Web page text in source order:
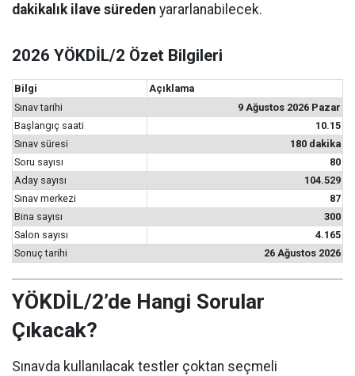
dakikalık ilave süreden yararlanabilecek.
2026 YÖKDİL/2 Özet Bilgileri
Bilgi
Açıklama
Sınav tarihi
9 Ağustos 2026 Pazar
Başlangıç saati
10.15
Sınav süresi
180 dakika
Soru sayısı
80
Aday sayısı
104.529
Sınav merkezi
87
Bina sayısı
300
Salon sayısı
4.165
Sonuç tarihi
26 Ağustos 2026
YÖKDİL/2’de Hangi Sorular
Çıkacak?
Sınavda kullanılacak testler çoktan seçmeli